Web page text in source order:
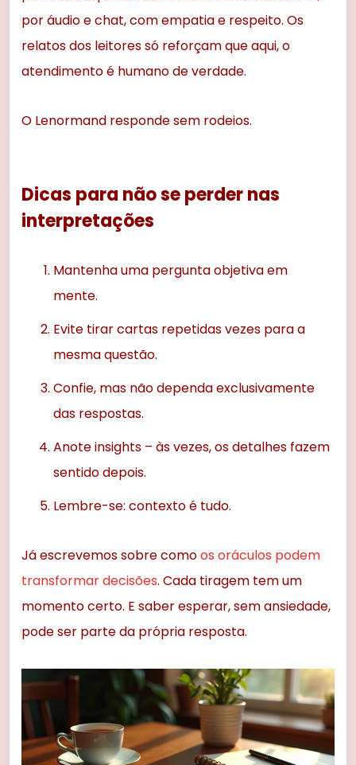
por áudio e chat, com empatia e respeito. Os
relatos dos leitores só reforçam que aqui, o
atendimento é humano de verdade.
O Lenormand responde sem rodeios.
Dicas para não se perder nas
interpretações
Mantenha uma pergunta objetiva em
mente.
Evite tirar cartas repetidas vezes para a
mesma questão.
Confie, mas não dependa exclusivamente
das respostas.
Anote insights – às vezes, os detalhes fazem
sentido depois.
Lembre-se: contexto é tudo.
Já escrevemos sobre comoos oráculos podem
transformar decisões. Cada tiragem tem um
momento certo. E saber esperar, sem ansiedade,
pode ser parte da própria resposta.